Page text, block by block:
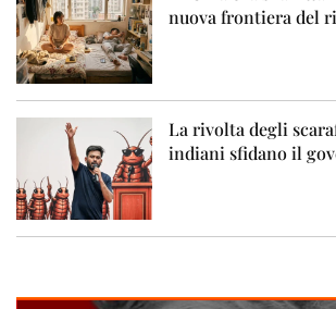
nuova frontiera del
La rivolta degli
indiani sfidano il